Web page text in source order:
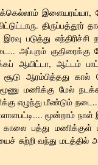
இளையரய்யா,
படுத்து
அப்புறம்
ஆயிட்டா, ஆட்டம்
ஆரம்பித்தது கால்
மணிக்கு மேல்
எழுந்து மீண்டும்
மூன்றாம்
பத்து மணிக்குள்
சுற்றி வந்து மடத்தில்